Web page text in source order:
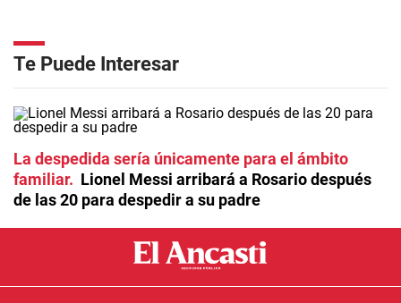
Te Puede Interesar
La despedida sería únicamente para el ámbito
familiar
Lionel Messi arribará a Rosario después
de las 20 para despedir a su padre